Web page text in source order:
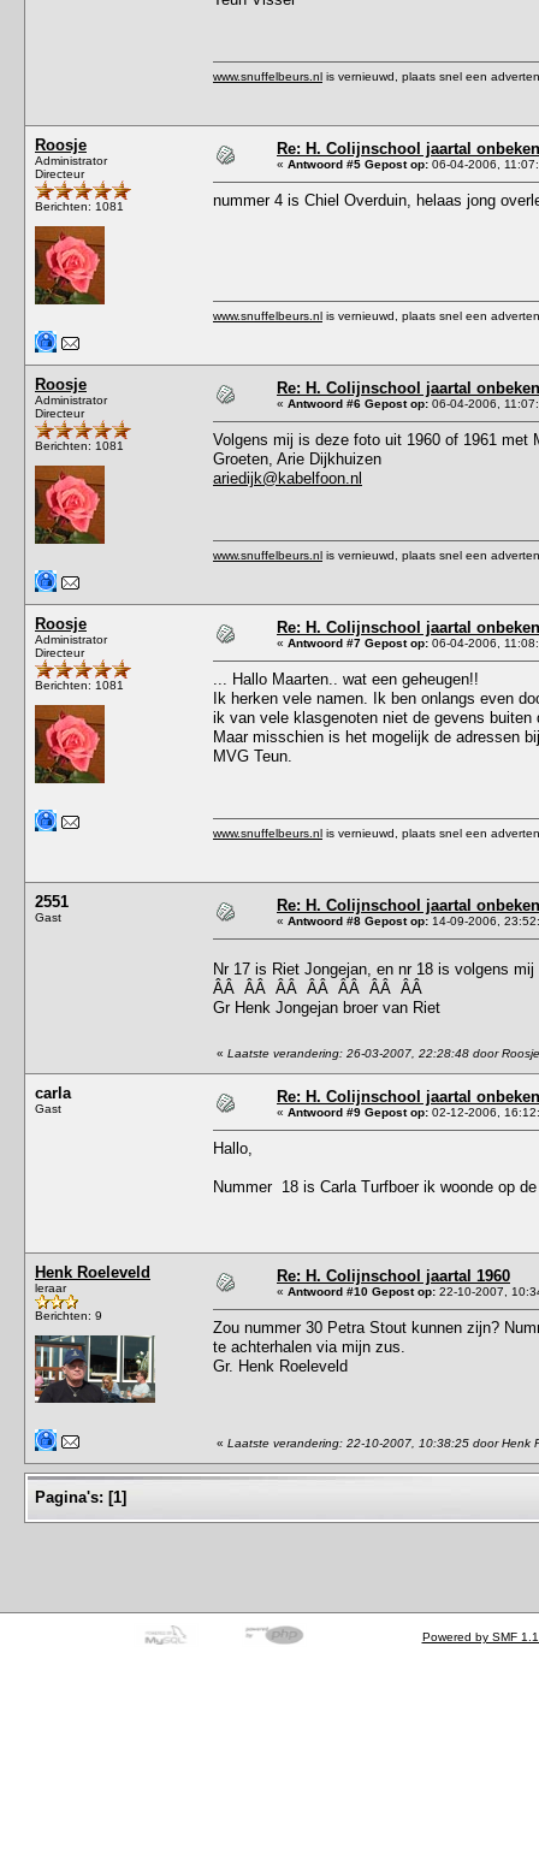
www.snuffelbeurs.nl is vernieuwd, plaats snel een
Roosje
Administrator
Directeur
Berichten: 1081
Re: H. Colijnschool jaartal
« Antwoord #5 Gepost op: 06-04-2006,
nummer 4 is Chiel Overduin, helaas jong
www.snuffelbeurs.nl is vernieuwd, plaats snel een
Roosje
Administrator
Directeur
Berichten: 1081
Re: H. Colijnschool jaartal
« Antwoord #6 Gepost op: 06-04-2006,
Volgens mij is deze foto uit 1960 of 1961 met
Groeten, Arie Dijkhuizen
ariedijk@kabelfoon.nl
www.snuffelbeurs.nl is vernieuwd, plaats snel een
Roosje
Administrator
Directeur
Berichten: 1081
Re: H. Colijnschool jaartal
« Antwoord #7 Gepost op: 06-04-2006,
... Hallo Maarten.. wat een geheugen!!
Ik herken vele namen. Ik ben onlangs even
ik van vele klasgenoten niet de gevens buiten
Maar misschien is het mogelijk de adressen
MVG Teun.
www.snuffelbeurs.nl is vernieuwd, plaats snel een
2551
Gast
Re: H. Colijnschool jaartal
« Antwoord #8 Gepost op: 14-09-2006,
Nr 17 is Riet Jongejan, en nr 18 is volgens mij
ÂÂ ÂÂ ÂÂ ÂÂ ÂÂ ÂÂ ÂÂ
Gr Henk Jongejan broer van Riet
« Laatste verandering: 26-03-2007, 22:28:48 door Roosje
carla
Gast
Re: H. Colijnschool jaartal
« Antwoord #9 Gepost op: 02-12-2006,
Hallo,
Nummer 18 is Carla Turfboer ik woonde op
Henk Roeleveld
leraar
Berichten: 9
Re: H. Colijnschool jaartal 1960
« Antwoord #10 Gepost op: 22-10-2007,
Zou nummer 30 Petra Stout kunnen zijn?
te achterhalen via mijn zus.
Gr. Henk Roeleveld
« Laatste verandering: 22-10-2007, 10:38:25 door Henk
Pagina's: [1]
Powered by SMF